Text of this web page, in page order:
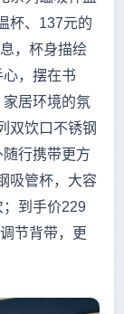
杯、137元的
，杯身描绘
，摆在书
居环境的氛
双饮口不锈钢
行携带更方
吸管杯，大容
到手价229
节背带，更